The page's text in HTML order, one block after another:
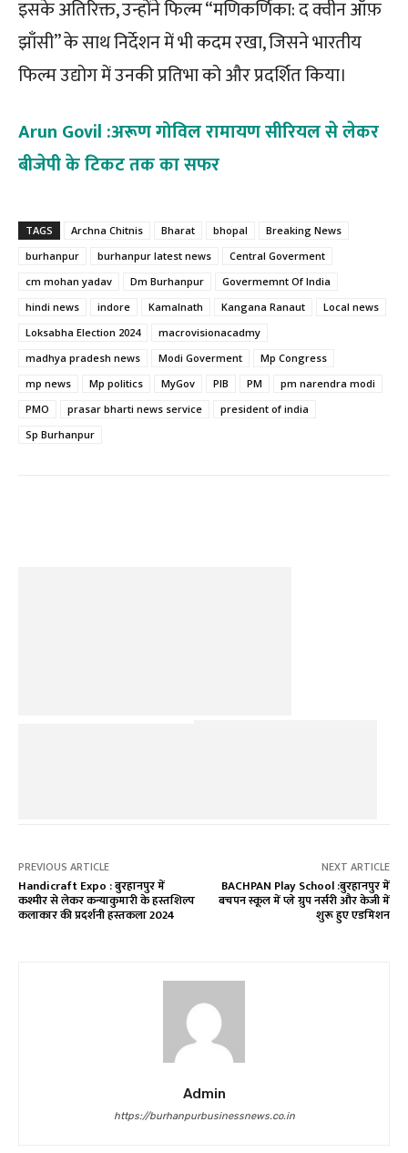
इसके अतिरिक्त, उन्होंने फिल्म “मणिकर्णिका: द क्वीन ऑफ़
झाँसी” के साथ निर्देशन में भी कदम रखा, जिसने भारतीय
फिल्म उद्योग में उनकी प्रतिभा को और प्रदर्शित किया।
Arun Govil :अरूण गोविल रामायण सीरियल से लेकर
बीजेपी के टिकट तक का सफर
TAGS Archna Chitnis Bharat bhopal
Breaking News
burhanpur
burhanpur latest news
Central Goverment
cm mohan yadav
Dm Burhanpur
Govermemnt Of India
hindi news
indore Kamalnath Kangana Ranaut
Local news
Loksabha Election 2024
macrovisionacadmy
madhya pradesh news
Modi Goverment
Mp Congress
mp news
Mp politics MyGov PIB PM
pm narendra modi
PMO
prasar bharti news service
president of india
Sp Burhanpur
PREVIOUS ARTICLE
Handicraft Expo : बुरहानपुर में
कश्मीर से लेकर कन्याकुमारी के हस्तशिल्प
कलाकार की प्रदर्शनी हस्तकला 2024
NEXT ARTICLE
BACHPAN Play School :बुरहानपुर में
बचपन स्कूल में प्ले ग्रुप नर्सरी और केजी में
शुरू हुए एडमिशन
Admin
https://burhanpurbusinessnews.co.in